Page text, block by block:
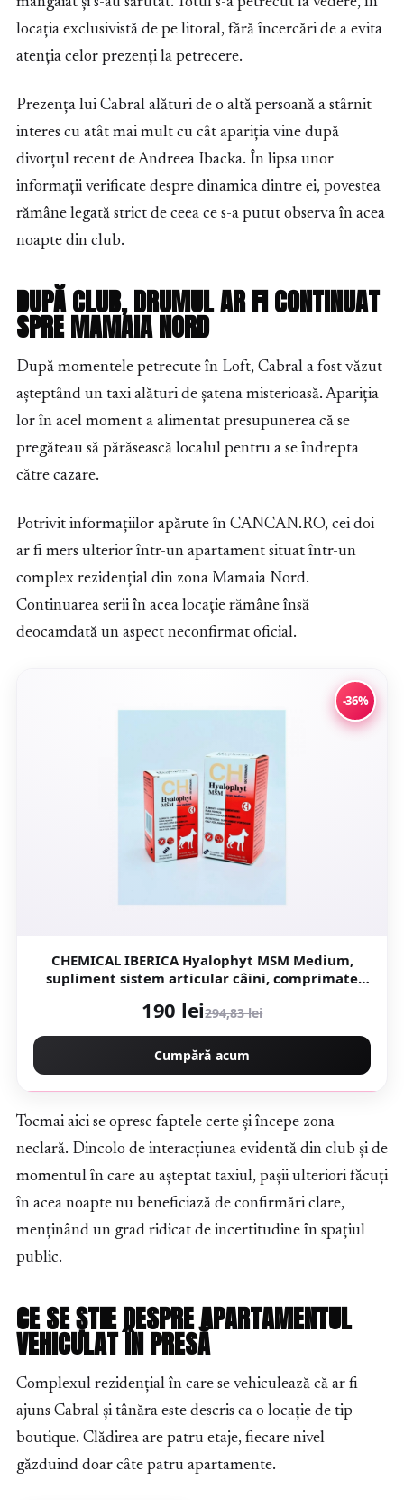
locația exclusivistă de pe litoral, fără încercări de a evita
atenția celor prezenți la petrecere.
Prezența lui Cabral alături de o altă persoană a stârnit
interes cu atât mai mult cu cât apariția vine după
divorțul recent de Andreea Ibacka. În lipsa unor
informații verificate despre dinamica dintre ei, povestea
rămâne legată strict de ceea ce s-a putut observa în acea
noapte din club.
DUPĂ CLUB, DRUMUL AR FI CONTINUAT
SPRE MAMAIA NORD
După momentele petrecute în Loft, Cabral a fost văzut
așteptând un taxi alături de șatena misterioasă. Apariția
lor în acel moment a alimentat presupunerea că se
pregăteau să părăsească localul pentru a se îndrepta
către cazare.
Potrivit informațiilor apărute în CANCAN.RO, cei doi
ar fi mers ulterior într-un apartament situat într-un
complex rezidențial din zona Mamaia Nord.
Continuarea serii în acea locație rămâne însă
deocamdată un aspect neconfirmat oficial.
-36%
CHEMICAL IBERICA Hyalophyt MSM Medium,
supliment sistem articular câini, comprimate
supliment sistem articular câini,
190 lei294,83 lei
Cumpără acum
Tocmai aici se opresc faptele certe și începe zona
neclară. Dincolo de interacțiunea evidentă din club și de
momentul în care au așteptat taxiul, pașii ulteriori făcuți
în acea noapte nu beneficiază de confirmări clare,
menținând un grad ridicat de incertitudine în spațiul
public.
CE SE ȘTIE DESPRE APARTAMENTUL
VEHICULAT ÎN PRESĂ
Complexul rezidențial în care se vehiculează că ar fi
ajuns Cabral și tânăra este descris ca o locație de tip
boutique. Clădirea are patru etaje, fiecare nivel
găzduind doar câte patru apartamente.